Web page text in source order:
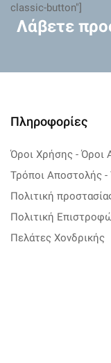
classic-button"]
Λάβετε
Πληροφορίες
Όροι Χρήσης - Όροι
Τρόποι Αποστολής
Πολιτική
Πολιτική
Πελάτες Χονδρικής